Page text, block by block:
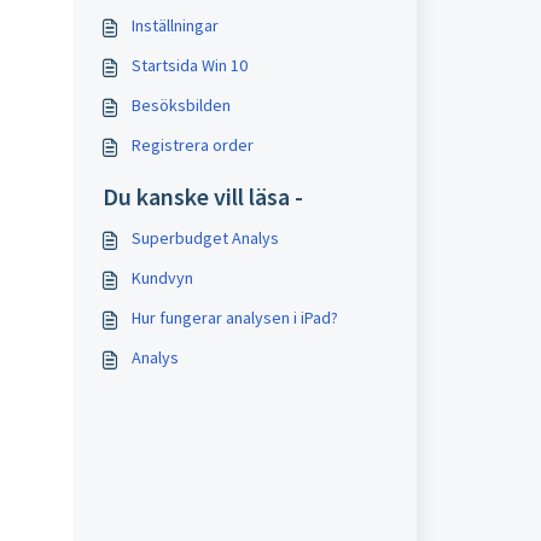
Inställningar
Startsida Win 10
Besöksbilden
Registrera order
Du kanske vill läsa -
Superbudget Analys
Kundvyn
Hur fungerar analysen i iPad?
Analys